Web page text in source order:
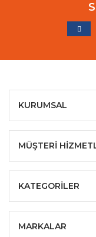
KURUMSAL
MÜŞTERİ
KATEGORİLER
MARKALAR